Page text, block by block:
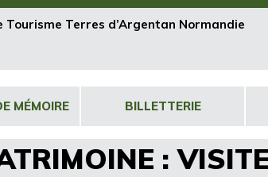
Tourisme Terres d’Argentan Normandie
MÉMOIRE BILLETTERIE
: